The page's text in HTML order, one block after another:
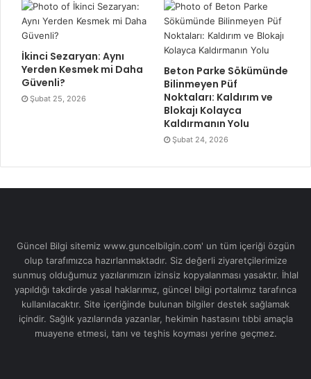
İkinci Sezaryan: Aynı
Yerden Kesmek mi Daha
Güvenli?
Şubat 25, 2026
Beton Parke Sökümünde
Bilinmeyen Püf
Noktaları: Kaldırım ve
Blokajı Kolayca
Kaldırmanın Yolu
Şubat 24, 2026
Güncel Bilgi sitemiz www.guncelbilgin.com' un tüm içeriği özgün
olup tarafımızca hazırlanmaktadır. Siz değerli ziyaretçilerimize
sunmuş olduğumuz yazılarımızın izinsiz kopyalanması yasaktır. İhlal
yapıldığı takdirde yasal haklarımız, güncel bilgi portalımız tarafınca
kullanılacaktır. Site içeriğinde bulunan bilgiler destek sağlamak
içindir. Sağlık yazılarında yazanlar, hekimin hastasını tıbbi amaçla
muayene etmesi, tanı ve teşhis koyması yerine geçmez.